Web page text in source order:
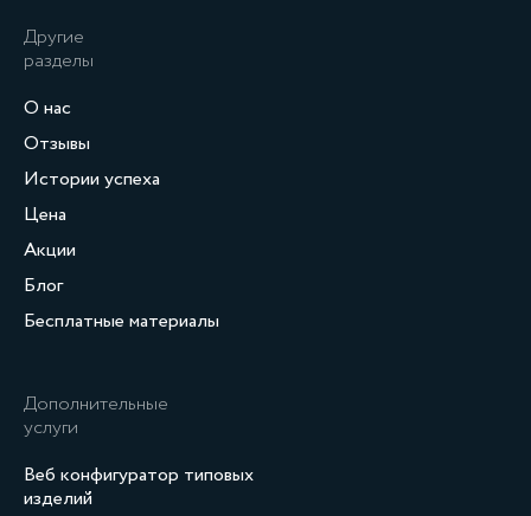
Другие
разделы
О нас
Отзывы
Истории успеха
Цена
Акции
Блог
Бесплатные материалы
Дополнительные
услуги
Веб конфигуратор типовых
изделий